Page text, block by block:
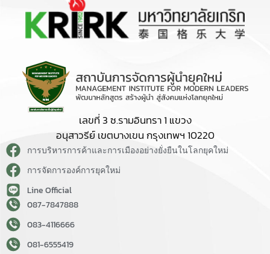
เลขที่ 3 ซ.รามอินทรา 1 แขวง
อนุสาวรีย์ เขตบางเขน กรุงเทพฯ 10220
การบริหารการค้าและการเมืองอย่างยั่งยืนในโลกยุคใหม่
การจัดการองค์การยุคใหม่
Line Official
087-7847888
083-4116666
081-6555419